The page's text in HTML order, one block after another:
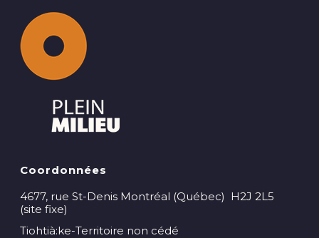
Coordonnées
4677, rue St-Denis Montréal (Québec) H2J 2L5
(site fixe)
Tiohtià:ke-Territoire non cédé